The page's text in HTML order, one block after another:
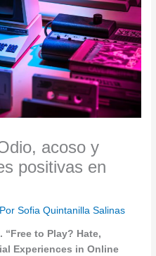
acoso y
positivas en
Sofia Quintanilla Salinas
“ Free to Play? Hate,
Experiences in Online